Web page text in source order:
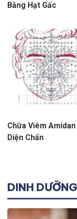
Bằng Hạt Gấc
Chữa Viêm Amidan
Diện Chẩn
DINH